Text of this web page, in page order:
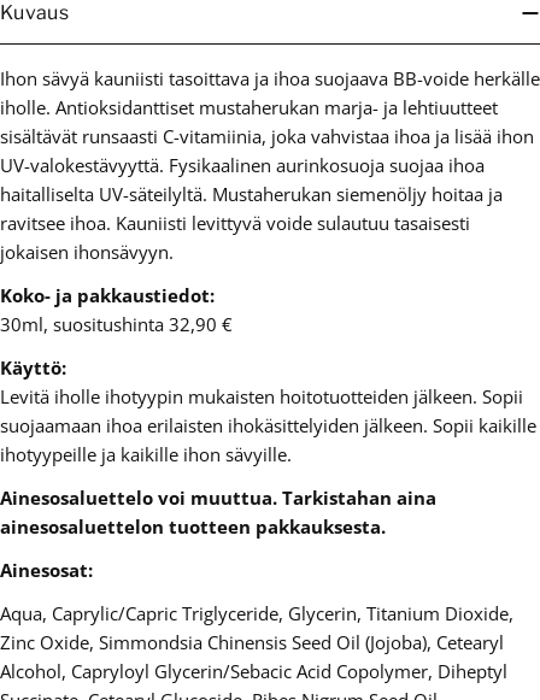
Kuvaus
Ihon sävyä kauniisti tasoittava ja ihoa suojaava BB-voide herkälle
iholle. Antioksidanttiset mustaherukan marja- ja lehtiuutteet
sisältävät runsaasti C-vitamiinia, joka vahvistaa ihoa ja lisää ihon
UV-valokestävyyttä. Fysikaalinen aurinkosuoja suojaa ihoa
haitalliselta UV-säteilyltä. Mustaherukan siemenöljy hoitaa ja
ravitsee ihoa. Kauniisti levittyvä voide sulautuu tasaisesti
jokaisen ihonsävyyn.
Koko- ja pakkaustiedot:
30ml, suositushinta 32,90 €
Käyttö:
Levitä iholle ihotyypin mukaisten hoitotuotteiden jälkeen. Sopii
suojaamaan ihoa erilaisten ihokäsittelyiden jälkeen. Sopii kaikille
ihotyypeille ja kaikille ihon sävyille.
Ainesosaluettelo voi muuttua. Tarkistahan aina
ainesosaluettelon tuotteen pakkauksesta.
Ainesosat:
Aqua, Caprylic/Capric Triglyceride, Glycerin, Titanium Dioxide,
Zinc Oxide, Simmondsia Chinensis Seed Oil (Jojoba), Cetearyl
Alcohol, Capryloyl Glycerin/Sebacic Acid Copolymer, Diheptyl